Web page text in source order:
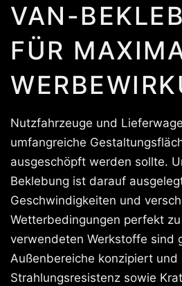
VAN-
FÜR
Nutzfahrzeuge und
umfangreiche
ausgeschöpft werden sollte.
Beklebung ist darauf
Geschwindigkeiten und
Wetterbedingungen perfekt
verwendeten Werkstoffe sind
Außenbereiche konzipiert und
Strahlungsresistenz sowie